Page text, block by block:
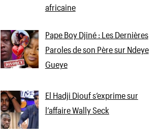
africaine
Pape Boy Djiné : Les Dernières
Paroles de son Père sur Ndeye
Gueye
El Hadji Diouf s’exprime sur
l’affaire Wally Seck